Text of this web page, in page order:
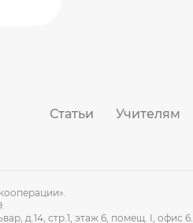
Статьи Учителям
д.14, стр.1, этаж 6, помещ. I, офис 6.